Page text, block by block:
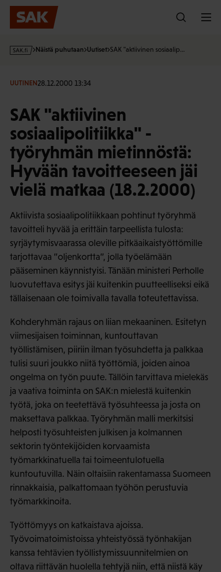
Hyppää
sisältöön
s
·
Näistä puhutaan Uutiset SAK "aktiivinen sosiaalip…
UUTINEN28.12.2000 13:34
SAK "aktiivinen
sosiaalipolitiikka" -
työryhmän mietinnöstä:
Hyvään tavoitteeseen jäi
vielä matkaa (18.2.2000)
Aktiivista sosiaalipolitiikkaan pohtinut työryhmä
tavoitteli hyvää ja erittäin tarpeellista tulosta:
syrjäytymisvaarassa oleville pitkäaikaistyöttömille
tarjottavaa ”oljenkortta”, jolla työelämään
pääseminen käynnistyisi. Tänään ministeri Perholle
luovutettava esitys jäi kuitenkin puutteelliseksi eikä
tällaisenaan ole toimivalla tavalla toteutettavissa.
Kohderyhmän rajaus on liian mekaaninen. Esitetyn
viimesijaisen toiminnan, kuntouttavan
työllistämisen, piiriin ilman työsuhdetta ja palkkaa
tulisi suuri joukko niitä työttömiä, joiden ainoa
ongelma on työn puute. Tällöin tarvittava mielekäs
ja vaativa toiminta on SAK:n mielestä kuitenkin
työtä, joka on teetettävä työsuhteessa ja josta on
maksettava palkkaa. Työryhmän malli merkitsisi
helposti työsuhteisten julkisen ja kolmannen
sektorin työntekijöiden korvaamista
työmarkkinatuella tai toimeentulotuella
kuntoutuvilla. Näin oltaisiin rakentamassa Suomeen
rinnakkaisia, palkattomaan työhön perustuvia
työmarkkinoita.
Työttömyys on katkaistava ajoissa.
Työvoimatoimistoissa yhteistyössä työnhakijan
kanssa tehtävien työllistymissuunnitelmien on
oltava riittävän huolella tehtyjä niin, että niistä käy